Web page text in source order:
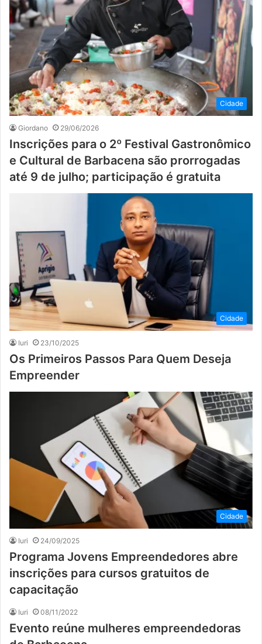
Cidade
Giordano 29/06/2026
Inscrições para o 2º Festival Gastronômico
e Cultural de Barbacena são prorrogadas
até 9 de julho; participação é gratuita
Cidade
Iuri 23/10/2025
Os Primeiros Passos Para Quem Deseja
Empreender
Cidade
Iuri 24/09/2025
Programa Jovens Empreendedores abre
inscrições para cursos gratuitos de
capacitação
Iuri 08/11/2022
Evento reúne mulheres empreendedoras